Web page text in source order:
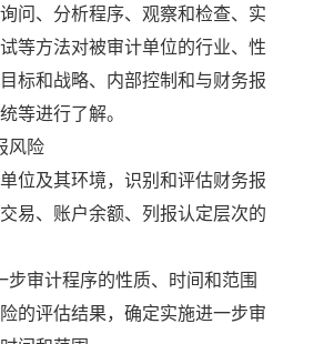
问、分析程序、观察和检查、实
等方法对被审计单位的行业、性
标和战略、内部控制和与财务报
等进行了解。
风险
位及其环境，识别和评估财务报
易、账户余额、列报认定层次的
步审计程序的性质、时间和范围
的评估结果，确定实施进一步审